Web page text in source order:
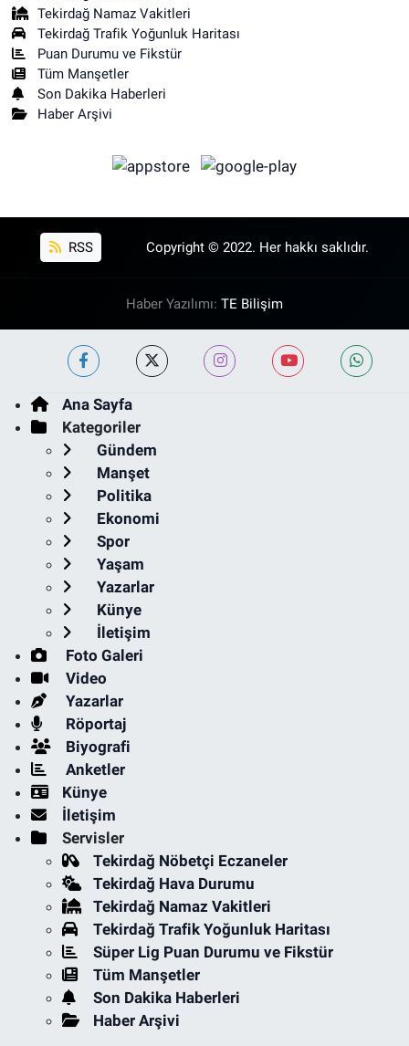
Tekirdağ Namaz Vakitleri
Tekirdağ Trafik Yoğunluk Haritası
Puan Durumu ve Fikstür
Tüm Manşetler
Son Dakika Haberleri
Haber Arşivi
RSS Copyright © 2022. Her hakkı saklıdır.
Haber Yazılımı: TE Bilişim
Ana Sayfa
Kategoriler
Gündem
Manşet
Politika
Ekonomi
Spor
Yaşam
Yazarlar
Künye
İletişim
Foto Galeri
Video
Yazarlar
Röportaj
Biyografi
Anketler
Künye
İletişim
Servisler
Tekirdağ Nöbetçi Eczaneler
Tekirdağ Hava Durumu
Tekirdağ Namaz Vakitleri
Tekirdağ Trafik Yoğunluk Haritası
Süper Lig Puan Durumu ve Fikstür
Tüm Manşetler
Son Dakika Haberleri
Haber Arşivi